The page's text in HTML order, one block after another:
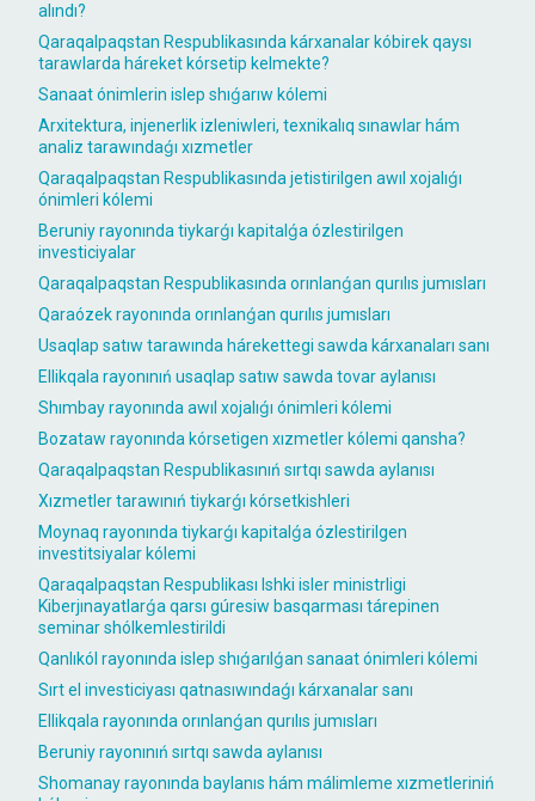
alındı?
Qaraqalpaqstan Respublikasında kárxanalar kóbirek qaysı
tarawlarda háreket kórsetip kelmekte?
Sanaat ónimlerin islep shıǵarıw kólemi
Arxitektura, injenerlik izleniwleri, texnikalıq sınawlar hám
analiz tarawındaǵı xızmetler
Qaraqalpaqstan Respublikasında jetistirilgen awıl xojalıǵı
ónimleri kólemi
Beruniy rayonında tiykarǵı kapitalǵa ózlestirilgen
investiciyalar
Qaraqalpaqstan Respublikasında orınlanǵan qurılıs jumısları
Qaraózek rayonında orınlanǵan qurılıs jumısları
Usaqlap satıw tarawında hárekettegi sawda kárxanaları sanı
Ellikqala rayonınıń usaqlap satıw sawda tovar aylanısı
Shımbay rayonında awıl xojalıǵı ónimleri kólemi
Bozataw rayonında kórsetigen xızmetler kólemi qansha?
Qaraqalpaqstan Respublikasınıń sırtqı sawda aylanısı
Xızmetler tarawınıń tiykarǵı kórsetkishleri
Moynaq rayonında tiykarǵı kapitalǵa ózlestirilgen
investitsiyalar kólemi
Qaraqalpaqstan Respublikası Ishki isler ministrligi
Kiberjınayatlarǵa qarsı gúresiw basqarması tárepinen
seminar shólkemlestirildi
Qanlıkól rayonında islep shıǵarılǵan sanaat ónimleri kólemi
Sırt el investiciyası qatnasıwındaǵı kárxanalar sanı
Ellikqala rayonında orınlanǵan qurılıs jumısları
Beruniy rayonınıń sırtqı sawda aylanısı
Shomanay rayonında baylanıs hám málimleme xızmetleriniń